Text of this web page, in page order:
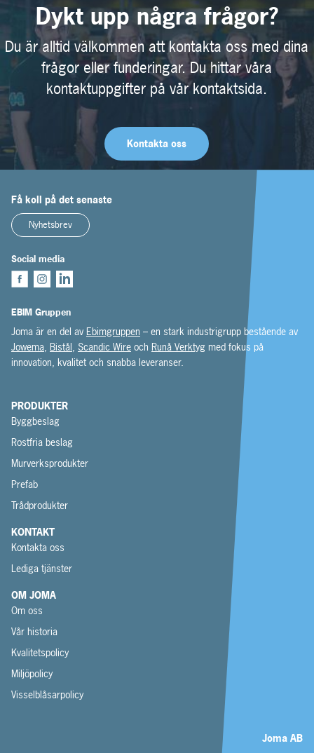
Dykt upp några frågor?
Du är alltid välkommen att kontakta oss med dina
frågor eller funderingar. Du hittar våra
kontaktuppgifter på vår kontaktsida.
Kontakta oss
Få koll på det senaste
Nyhetsbrev
Social media
EBIM Gruppen
Joma är en del av Ebimgruppen – en stark industrigrupp bestående av
Jowema, Bistål, Scandic Wire och Runå Verktyg med fokus på
innovation, kvalitet och snabba leveranser.
PRODUKTER
Byggbeslag
Rostfria beslag
Murverksprodukter
Prefab
Trådprodukter
KONTAKT
Kontakta oss
Lediga tjänster
OM JOMA
Om oss
Vår historia
Kvalitetspolicy
Miljöpolicy
Visselblåsarpolicy
Joma AB